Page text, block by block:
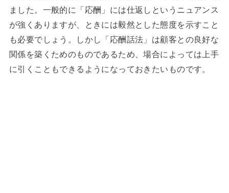
ました。一般的に「応酬」には仕返しというニュアンス
が強くありますが、ときには毅然とした態度を示すこと
も必要でしょう。しかし「応酬話法」は顧客との良好な
関係を築くためのものであるため、場合によっては上手
に引くこともできるようになっておきたいものです。